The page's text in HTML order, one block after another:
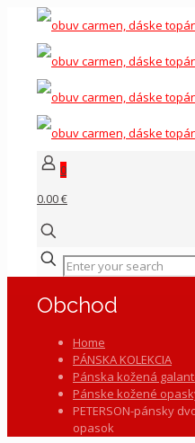
0
0.00 €
Obchod
Home
PÁNSKA KOLEKCIA
Pánska kožená
Pánske kožené
PETERSON-pánsky
opasok